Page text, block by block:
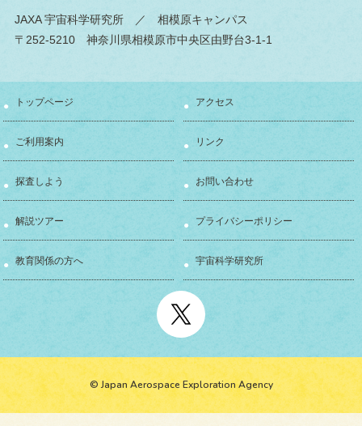
JAXA 宇宙科学研究所／ 相模原キャンパス
〒252-5210 神奈川県相模原市中央区由野台3-1-1
トップページ
ご利用案内
探査しよう
解説ツアー
教育関係の方へ
アクセス
リンク
お問い合わせ
プライバシーポリシー
宇宙科学研究所
© Japan Aerospace Exploration Agency